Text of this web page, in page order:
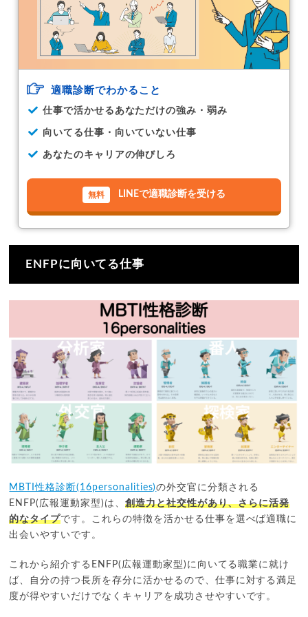
適職診断でわかること
仕事で活かせるあなただけの強み・弱み
向いてる仕事・向いていない仕事
あなたのキャリアの伸びしろ
LINEで適職診断を受ける
ENFPに向いてる仕事
MBTI性格診断(16personalities)の外交官に分類される
ENFP(広報運動家型)は、 創造力と社交性があり、さらに活発
的なタイプです。これらの特徴を活かせる仕事を選べば適職に
出会いやすいです。
これから紹介するENFP(広報運動家型)に向いてる職業に就け
ば、自分の持つ長所を存分に活かせるので、仕事に対する満足
度が得やすいだけでなくキャリアを成功させやすいです。